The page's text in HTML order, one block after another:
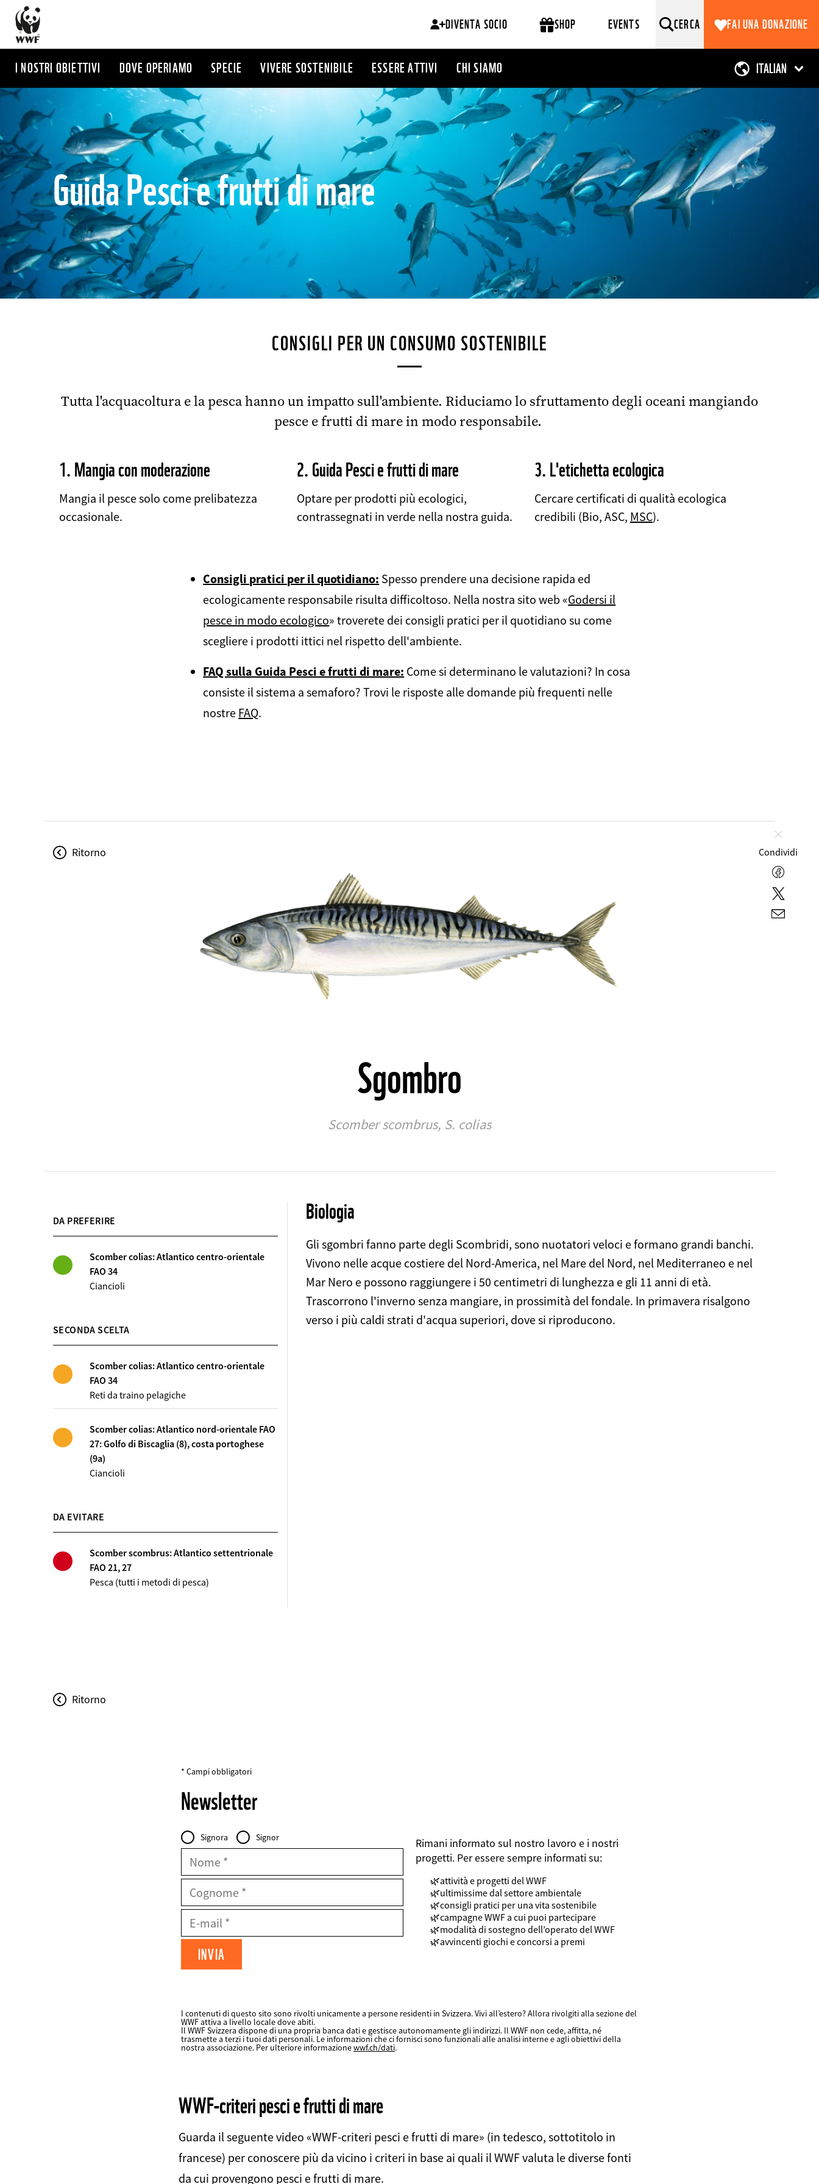
Salta
contenuto
principale
DIVENTA SOCIO SHOP EVENTS CERCA FAI UNA DONAZIONE
I NOSTRI OBIETTIVI DOVE OPERIAMO SPECIE VIVERE SOSTENIBILE ESSERE ATTIVI CHI SIAMO
Guida Pesci e frutti di mare
CONSIGLI PER UN CONSUMO SOSTENIBILE
Tutta l'acquacoltura e la pesca hanno un impatto sull'ambiente. Riduciamo lo sfruttamento degli oceani mangiando
pesce e frutti di mare in modo responsabile.
1. Mangia con moderazione
Mangia il pesce solo come prelibatezza
occasionale.
2. Guida Pesci e frutti di mare
Optare per prodotti più ecologici,
contrassegnati in verde nella nostra guida.
3. L'etichetta ecologica
Cercare certificati di qualità ecologica
credibili (Bio, ASC, MSC).
Consigli pratici per il quotidiano: Spesso prendere una decisione rapida ed
ecologicamente responsabile risulta difficoltoso. Nella nostra sito web «Godersi il
pesce in modo ecologico» troverete dei consigli pratici per il quotidiano su come
scegliere i prodotti ittici nel rispetto dell'ambiente.
FAQ sulla Guida Pesci e frutti di mare: Come si determinano le valutazioni? In cosa
consiste il sistema a semaforo? Trovi le risposte alle domande più frequenti nelle
nostre FAQ.
Ritorno
Sgombro
Scomber scombrus, S. colias
DA PREFERIRE
Scomber colias: Atlantico centro-orientale
FAO 34
Ciancioli
SECONDA SCELTA
Scomber colias: Atlantico centro-orientale
FAO 34
Reti da traino pelagiche
Scomber colias: Atlantico nord-orientale FAO
27: Golfo di Biscaglia (8), costa portoghese
(9a)
Ciancioli
DA EVITARE
Scomber scombrus: Atlantico settentrionale
FAO 21, 27
Pesca (tutti i metodi di pesca)
Biologia
Gli sgombri fanno parte degli Scombridi, sono nuotatori veloci e formano grandi banchi.
Vivono nelle acque costiere del Nord-America, nel Mare del Nord, nel Mediterraneo e nel
Mar Nero e possono raggiungere i 50 centimetri di lunghezza e gli 11 anni di età.
Trascorrono l'inverno senza mangiare, in prossimità del fondale. In primavera risalgono
verso i più caldi strati d'acqua superiori, dove si riproducono.
Ritorno
* Campi obbligatori
Newsletter
FIELDSET
Personal
Data
Intestazione
Signora Signor
Nome
Cognome
Mail
FIELDSET
Rimani informato sul nostro lavoro e i nostri
progetti. Per essere sempre informati su:
attività e progetti del WWF
ultimissime dal settore ambientale
consigli pratici per una vita sostenibile
campagne WWF a cui puoi partecipare
modalità di sostegno dell’operato del WWF
avvincenti giochi e concorsi a premi
FIELDSET
fieldset
I contenuti di questo sito sono rivolti unicamente a persone residenti in Svizzera. Vivi all’estero? Allora rivolgiti alla sezione del
WWF attiva a livello locale dove abiti.
Il WWF Svizzera dispone di una propria banca dati e gestisce autonomamente gli indirizzi. Il WWF non cede, affitta, né
trasmette a terzi i tuoi dati personali. Le informazioni che ci fornisci sono funzionali alle analisi interne e agli obiettivi della
nostra associazione. Per ulteriore informazionewwf.ch/dati.
WWF-criteri pesci e frutti di mare
Guarda il seguente video «WWF-criteri pesci e frutti di mare» (in tedesco, sottotitolo in
francese) per conoscere più da vicino i criteri in base ai quali il WWF valuta le diverse fonti
da cui provengono pesci e frutti di mare.
Chiudi
Condividi
Twitter
E-